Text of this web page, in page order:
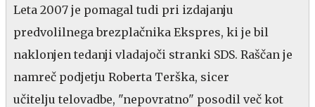
Leta 2007 je pomagal tudi pri izdajanju
predvolilnega brezplačnika Ekspres, ki je bil
naklonjen tedanji vladajoči stranki SDS. Raščan je
namreč podjetju Roberta Terška, sicer
učitelju telovadbe, "nepovratno" posodil več kot